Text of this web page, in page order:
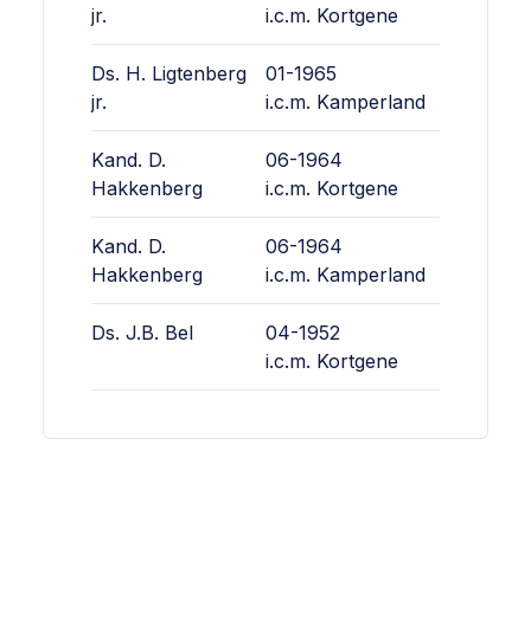
jr.
i.c.m. Kortgene
Ds. H. Ligtenberg
jr.
01-1965
i.c.m. Kamperland
Kand. D.
Hakkenberg
06-1964
i.c.m. Kortgene
Kand. D.
Hakkenberg
06-1964
i.c.m. Kamperland
Ds. J.B. Bel
04-1952
i.c.m. Kortgene